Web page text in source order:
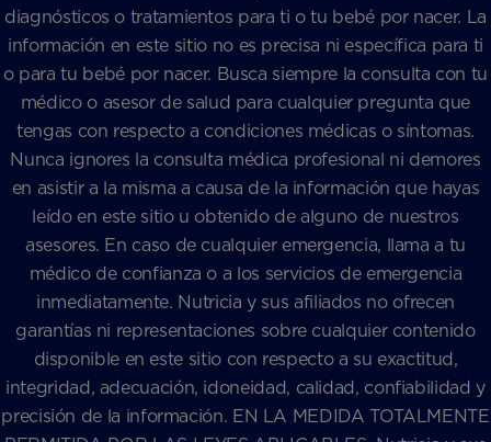
diagnósticos o tratamientos para ti o tu bebé por nacer. La
información en este sitio no es precisa ni específica para ti
o para tu bebé por nacer. Busca siempre la consulta con tu
médico o asesor de salud para cualquier pregunta que
tengas con respecto a condiciones médicas o síntomas.
Nunca ignores la consulta médica profesional ni demores
en asistir a la misma a causa de la información que hayas
leído en este sitio u obtenido de alguno de nuestros
asesores. En caso de cualquier emergencia, llama a tu
médico de confianza o a los servicios de emergencia
inmediatamente. Nutricia y sus afiliados no ofrecen
garantías ni representaciones sobre cualquier contenido
disponible en este sitio con respecto a su exactitud,
integridad, adecuación, idoneidad, calidad, confiabilidad y
precisión de la información. EN LA MEDIDA TOTALMENTE